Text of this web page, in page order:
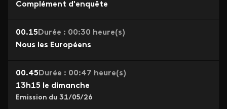
Complément d'enquête
00.15 Durée : 00:30 heure(s)
Nous les Européens
00.45 Durée : 00:47 heure(s)
13h15 le dimanche
Emission du 31/05/26